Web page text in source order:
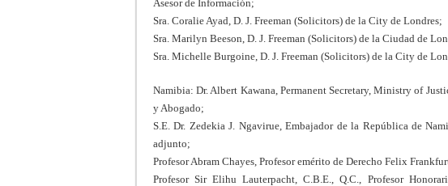
Asesor de Información;
Sra. Coralie Ayad, D. J. Freeman (Solicitors) de la City de Londres;
Sra. Marilyn Beeson, D. J. Freeman (Solicitors) de la Ciudad de
Sra. Michelle Burgoine, D. J. Freeman (Solicitors) de la City de
Namibia: Dr. Albert Kawana, Permanent Secretary, Ministry of
y Abogado;
S.E. Dr. Zedekia J. Ngavirue, Embajador de la República de
adjunto;
Profesor Abram Chayes, Profesor emérito de Derecho Felix
Profesor Sir Elihu Lauterpacht, C.B.E., Q.C., Profesor